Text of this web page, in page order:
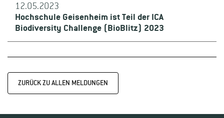
12.05.2023
Hochschule Geisenheim ist Teil der ICA
Biodiversity Challenge (BioBlitz) 2023
ZURÜCK ZU ALLEN MELDUNGEN